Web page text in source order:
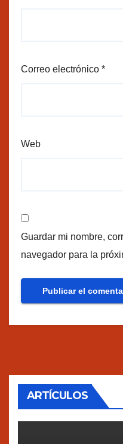
Correo electrónico *
Web
Guardar mi nombre,
navegador para la
ARTÍCULOS